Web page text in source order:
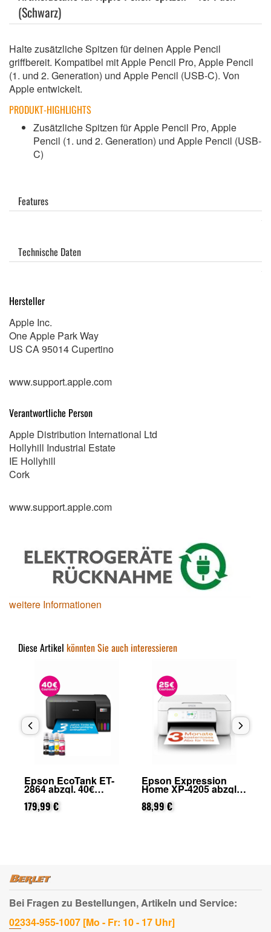
(Schwarz)
Halte zusätzliche Spitzen für deinen Apple Pencil
griffbereit. Kompatibel mit Apple Pencil Pro, Apple Pencil
(1. und 2. Generation) und Apple Pencil (USB-C). Von
Apple entwickelt.
PRODUKT-HIGHLIGHTS
Zusätzliche Spitzen für Apple Pencil Pro, Apple
Pencil (1. und 2. Generation) und Apple Pencil (USB-
C)
Features
Technische Daten
Hersteller
Apple Inc.
One Apple Park Way
US CA 95014 Cupertino
www.support.apple.com
Verantwortliche Person
Apple Distribution International Ltd
Hollyhill Industrial Estate
IE Hollyhill
Cork
www.support.apple.com
weitere Informationen
Diese Artikel könnten Sie auch interessieren
Epson EcoTank ET-
2864 abzgl. 40€
Cashback (von Epson
nach Registrierung)
179,99 €
Epson Expression
Home XP-4205 abzgl.
25€ Cashback (von
Epson nach
Registrierung)
88,99 €
Bei Fragen zu Bestellungen, Artikeln und Service:
02334-955-1007 [Mo - Fr: 10 - 17 Uhr]